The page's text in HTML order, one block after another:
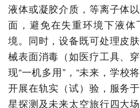
液体或凝胶介质，等离子体
面，避免在失重环境下液
境。同时，设备既可处理皮
械表面消毒（如医疗工具、
现“一机多用”，“未来，学校
开展在轨实（试）验，服务
星探测及未来太空旅行四大